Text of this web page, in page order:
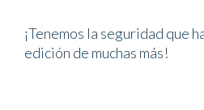
¡Tenemos la seguridad que
edición de muchas más!